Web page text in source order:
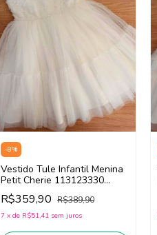
-8%
Vestido Tule Infantil Menina
Petit Cherie 113123330
(Branco)
R$359,90 R$389,90
7 x de R$51,41 sem juros